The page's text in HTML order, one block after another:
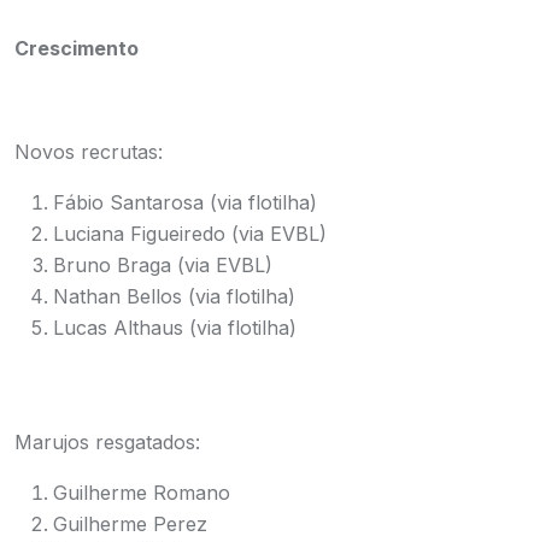
Crescimento
Novos recrutas:
Fábio Santarosa (via flotilha)
Luciana Figueiredo (via EVBL)
Bruno Braga (via EVBL)
Nathan Bellos (via flotilha)
Lucas Althaus (via flotilha)
Marujos resgatados:
Guilherme Romano
Guilherme Perez